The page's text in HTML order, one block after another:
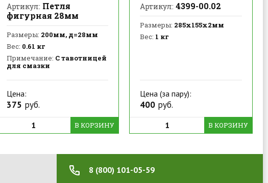
Артикул: Петля
фигурная 28мм
Размеры: 200мм, д=28мм
Вес: 0.61 кг
Примечание: С тавотницей
для смазки
Цена:
375 руб.
В КОРЗИНУ
Артикул: 4399-00.02
Размеры: 285х155х2мм
Вес: 1 кг
Цена (за пару):
400 руб.
В КОРЗИНУ
8 (800) 101-05-59